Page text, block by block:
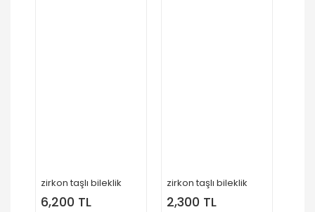
zirkon taşlı bileklik
6,200 TL
zirkon taşlı bileklik
2,300 TL